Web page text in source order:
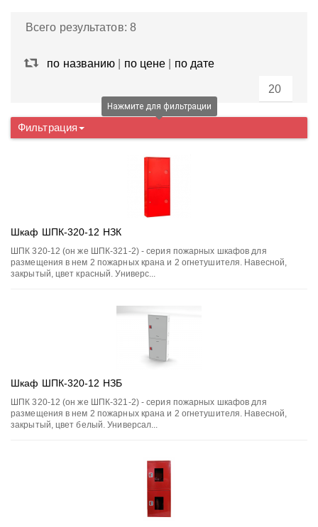
Всего результатов: 8
по названию по цене по дате
Фильтрация
Нажмите для фильтрации
Шкаф ШПК-320-12 НЗК
ШПК 320-12 (он же ШПК-321-2) - серия пожарных шкафов для
размещения в нем 2 пожарных крана и 2 огнетушителя. Навесной,
закрытый, цвет красный. Универс...
Шкаф ШПК-320-12 НЗБ
ШПК 320-12 (он же ШПК-321-2) - серия пожарных шкафов для
размещения в нем 2 пожарных крана и 2 огнетушителя. Навесной,
закрытый, цвет белый. Универсал...